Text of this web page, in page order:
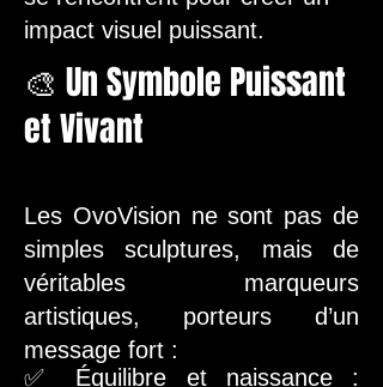
impact visuel puissant.
🎨 Un Symbole Puissant
et Vivant
Les OvoVision ne sont pas de
simples sculptures, mais de
véritables marqueurs
artistiques, porteurs d’un
message fort :
✅ Équilibre et naissance :